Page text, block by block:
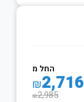
החל מ
₪2,716
₪2,985